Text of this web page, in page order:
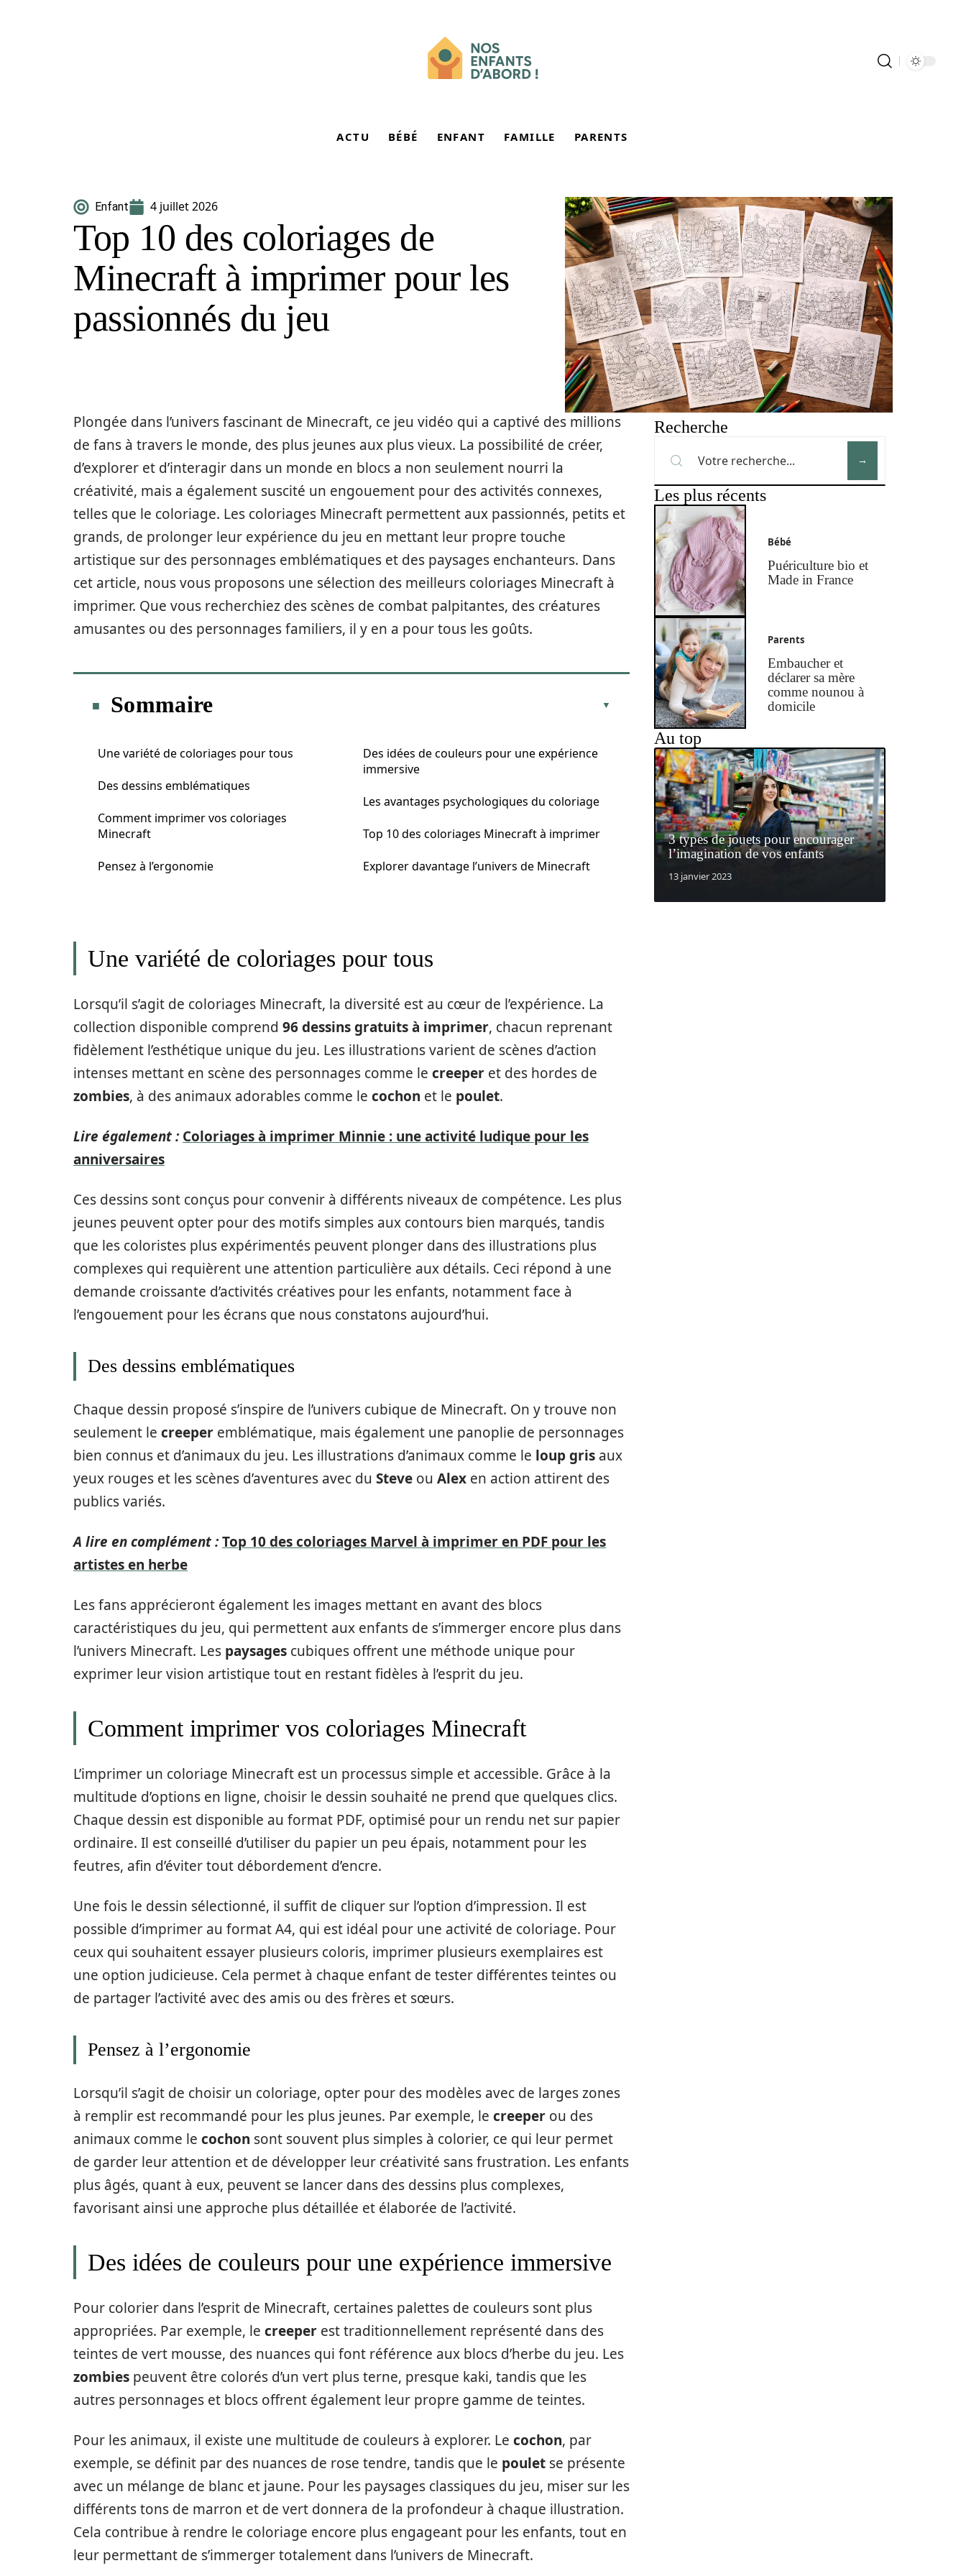
ACTU BÉBÉ ENFANT FAMILLE PARENTS
Enfant 4 juillet 2026
Top 10 des coloriages de
Minecraft à imprimer pour les
passionnés du jeu
Plongée dans l’univers fascinant de Minecraft, ce jeu vidéo qui a captivé des millions
de fans à travers le monde, des plus jeunes aux plus vieux. La possibilité de créer,
d’explorer et d’interagir dans un monde en blocs a non seulement nourri la
créativité, mais a également suscité un engouement pour des activités connexes,
telles que le coloriage. Les coloriages Minecraft permettent aux passionnés, petits et
grands, de prolonger leur expérience du jeu en mettant leur propre touche
artistique sur des personnages emblématiques et des paysages enchanteurs. Dans
cet article, nous vous proposons une sélection des meilleurs coloriages Minecraft à
imprimer. Que vous recherchiez des scènes de combat palpitantes, des créatures
amusantes ou des personnages familiers, il y en a pour tous les goûts.
Sommaire
Une variété de coloriages pour tous
Des dessins emblématiques
Comment imprimer vos coloriages
Minecraft
Pensez à l’ergonomie
Des idées de couleurs pour une expérience
immersive
Les avantages psychologiques du coloriage
Top 10 des coloriages Minecraft à imprimer
Explorer davantage l’univers de Minecraft
Une variété de coloriages pour tous
Lorsqu’il s’agit de coloriages Minecraft, la diversité est au cœur de l’expérience. La
collection disponible comprend 96 dessins gratuits à imprimer, chacun reprenant
fidèlement l’esthétique unique du jeu. Les illustrations varient de scènes d’action
intenses mettant en scène des personnages comme le creeper et des hordes de
zombies, à des animaux adorables comme le cochon et le poulet.
Lire également : Coloriages à imprimer Minnie : une activité ludique pour les
anniversaires
Ces dessins sont conçus pour convenir à différents niveaux de compétence. Les plus
jeunes peuvent opter pour des motifs simples aux contours bien marqués, tandis
que les coloristes plus expérimentés peuvent plonger dans des illustrations plus
complexes qui requièrent une attention particulière aux détails. Ceci répond à une
demande croissante d’activités créatives pour les enfants, notamment face à
l’engouement pour les écrans que nous constatons aujourd’hui.
Des dessins emblématiques
Chaque dessin proposé s’inspire de l’univers cubique de Minecraft. On y trouve non
seulement le creeper emblématique, mais également une panoplie de personnages
bien connus et d’animaux du jeu. Les illustrations d’animaux comme le loup gris aux
yeux rouges et les scènes d’aventures avec du Steve ou Alex en action attirent des
publics variés.
A lire en complément :Top 10 des coloriages Marvel à imprimer en PDF pour les
artistes en herbe
Les fans apprécieront également les images mettant en avant des blocs
caractéristiques du jeu, qui permettent aux enfants de s’immerger encore plus dans
l’univers Minecraft. Les paysages cubiques offrent une méthode unique pour
exprimer leur vision artistique tout en restant fidèles à l’esprit du jeu.
Comment imprimer vos coloriages Minecraft
L’imprimer un coloriage Minecraft est un processus simple et accessible. Grâce à la
multitude d’options en ligne, choisir le dessin souhaité ne prend que quelques clics.
Chaque dessin est disponible au format PDF, optimisé pour un rendu net sur papier
ordinaire. Il est conseillé d’utiliser du papier un peu épais, notamment pour les
feutres, afin d’éviter tout débordement d’encre.
Une fois le dessin sélectionné, il suffit de cliquer sur l’option d’impression. Il est
possible d’imprimer au format A4, qui est idéal pour une activité de coloriage. Pour
ceux qui souhaitent essayer plusieurs coloris, imprimer plusieurs exemplaires est
une option judicieuse. Cela permet à chaque enfant de tester différentes teintes ou
de partager l’activité avec des amis ou des frères et sœurs.
Pensez à l’ergonomie
Lorsqu’il s’agit de choisir un coloriage, opter pour des modèles avec de larges zones
à remplir est recommandé pour les plus jeunes. Par exemple, le creeper ou des
animaux comme le cochon sont souvent plus simples à colorier, ce qui leur permet
de garder leur attention et de développer leur créativité sans frustration. Les enfants
plus âgés, quant à eux, peuvent se lancer dans des dessins plus complexes,
favorisant ainsi une approche plus détaillée et élaborée de l’activité.
Des idées de couleurs pour une expérience immersive
Pour colorier dans l’esprit de Minecraft, certaines palettes de couleurs sont plus
appropriées. Par exemple, le creeper est traditionnellement représenté dans des
teintes de vert mousse, des nuances qui font référence aux blocs d’herbe du jeu. Les
zombies peuvent être colorés d’un vert plus terne, presque kaki, tandis que les
autres personnages et blocs offrent également leur propre gamme de teintes.
Pour les animaux, il existe une multitude de couleurs à explorer. Le cochon, par
exemple, se définit par des nuances de rose tendre, tandis que le poulet se présente
avec un mélange de blanc et jaune. Pour les paysages classiques du jeu, miser sur les
différents tons de marron et de vert donnera de la profondeur à chaque illustration.
Cela contribue à rendre le coloriage encore plus engageant pour les enfants, tout en
leur permettant de s’immerger totalement dans l’univers de Minecraft.
Recherche
Les plus récents
Bébé
Puériculture bio et
Made in France
Parents
Embaucher et
déclarer sa mère
comme nounou à
domicile
Au top
3 types de jouets pour encourager
l’imagination de vos enfants
13 janvier 2023